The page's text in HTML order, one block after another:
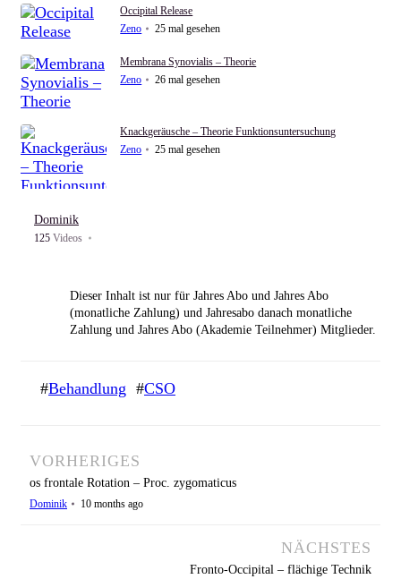
Occipital Release
Zeno
25 mal gesehen
Membrana Synovialis – Theorie
Zeno
26 mal gesehen
Knackgeräusche – Theorie Funktionsuntersuchung
Zeno
25 mal gesehen
Dominik
13 mal gesehen
Dominik
Knackgeräusche – Theorie Ligamentär
Zeno
os frontale – Lift
Dominik
125 Videos
Dieser Inhalt ist nur für Jahres Abo und Jahres Abo
(monatliche Zahlung) und Jahresabo danach monatliche
Zahlung und Jahres Abo (Akademie Teilnehmer) Mitglieder.
Login
#Behandlung #CSO
VORHERIGES
os frontale Rotation – Proc. zygomaticus
Dominik 10 months ago
NÄCHSTES
Fronto-Occipital – flächige Technik